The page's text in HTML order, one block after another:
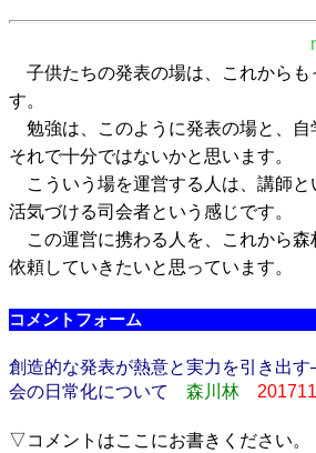
子供たちの発表の場は、これからも
す。
勉強は、このように発表の場と、自
それで十分ではないかと思います。
こういう場を運営する人は、講師と
活気づける司会者という感じです。
この運営に携わる人を、これから森
依頼していきたいと思っています。
コメントフォーム
創造的な発表が熱意と実力を引き出
会の日常化について
森川林
▽コメントはここにお書きください